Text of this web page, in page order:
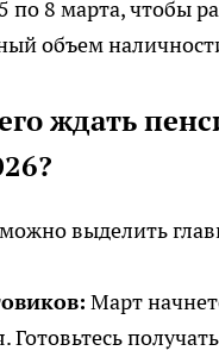
по 8 марта, чтобы
объем
ждать
выделить
Март
Готовьтесь